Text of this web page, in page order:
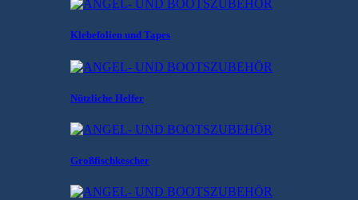
Klebefolien und Tapes
Nützliche Helfer
Großfischkescher